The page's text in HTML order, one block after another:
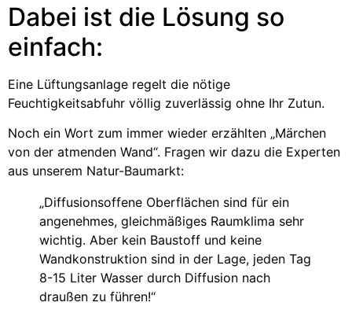
Dabei ist die Lösung so
einfach:
Eine Lüftungsanlage regelt die nötige
Feuchtigkeitsabfuhr völlig zuverlässig ohne Ihr Zutun.
Noch ein Wort zum immer wieder erzählten „Märchen
von der atmenden Wand“. Fragen wir dazu die Experten
aus unserem Natur-Baumarkt:
„Diffusionsoffene Oberflächen sind für ein
angenehmes, gleichmäßiges Raumklima sehr
wichtig. Aber kein Baustoff und keine
Wandkonstruktion sind in der Lage, jeden Tag
8-15 Liter Wasser durch Diffusion nach
draußen zu führen!“